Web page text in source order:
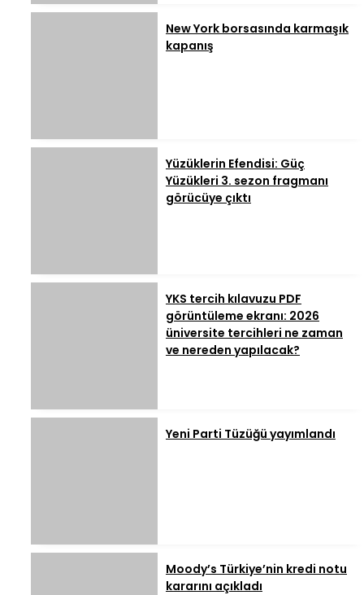
New York borsasında karmaşık
kapanış
Yüzüklerin Efendisi: Güç
Yüzükleri 3. sezon fragmanı
görücüye çıktı
YKS tercih kılavuzu PDF
görüntüleme ekranı: 2026
üniversite tercihleri ne zaman
ve nereden yapılacak?
Yeni Parti Tüzüğü yayımlandı
Moody’s Türkiye’nin kredi notu
kararını açıkladı